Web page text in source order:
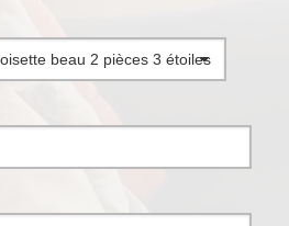
beau 2 pièces 3 étoiles